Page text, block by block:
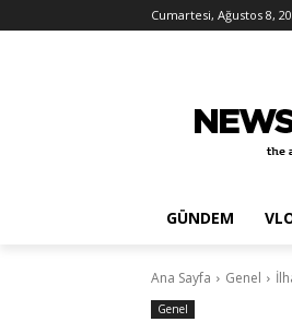
Cumartesi, Ağustos 8,
GÜNDEM
Ana Sayfa Genel
Genel